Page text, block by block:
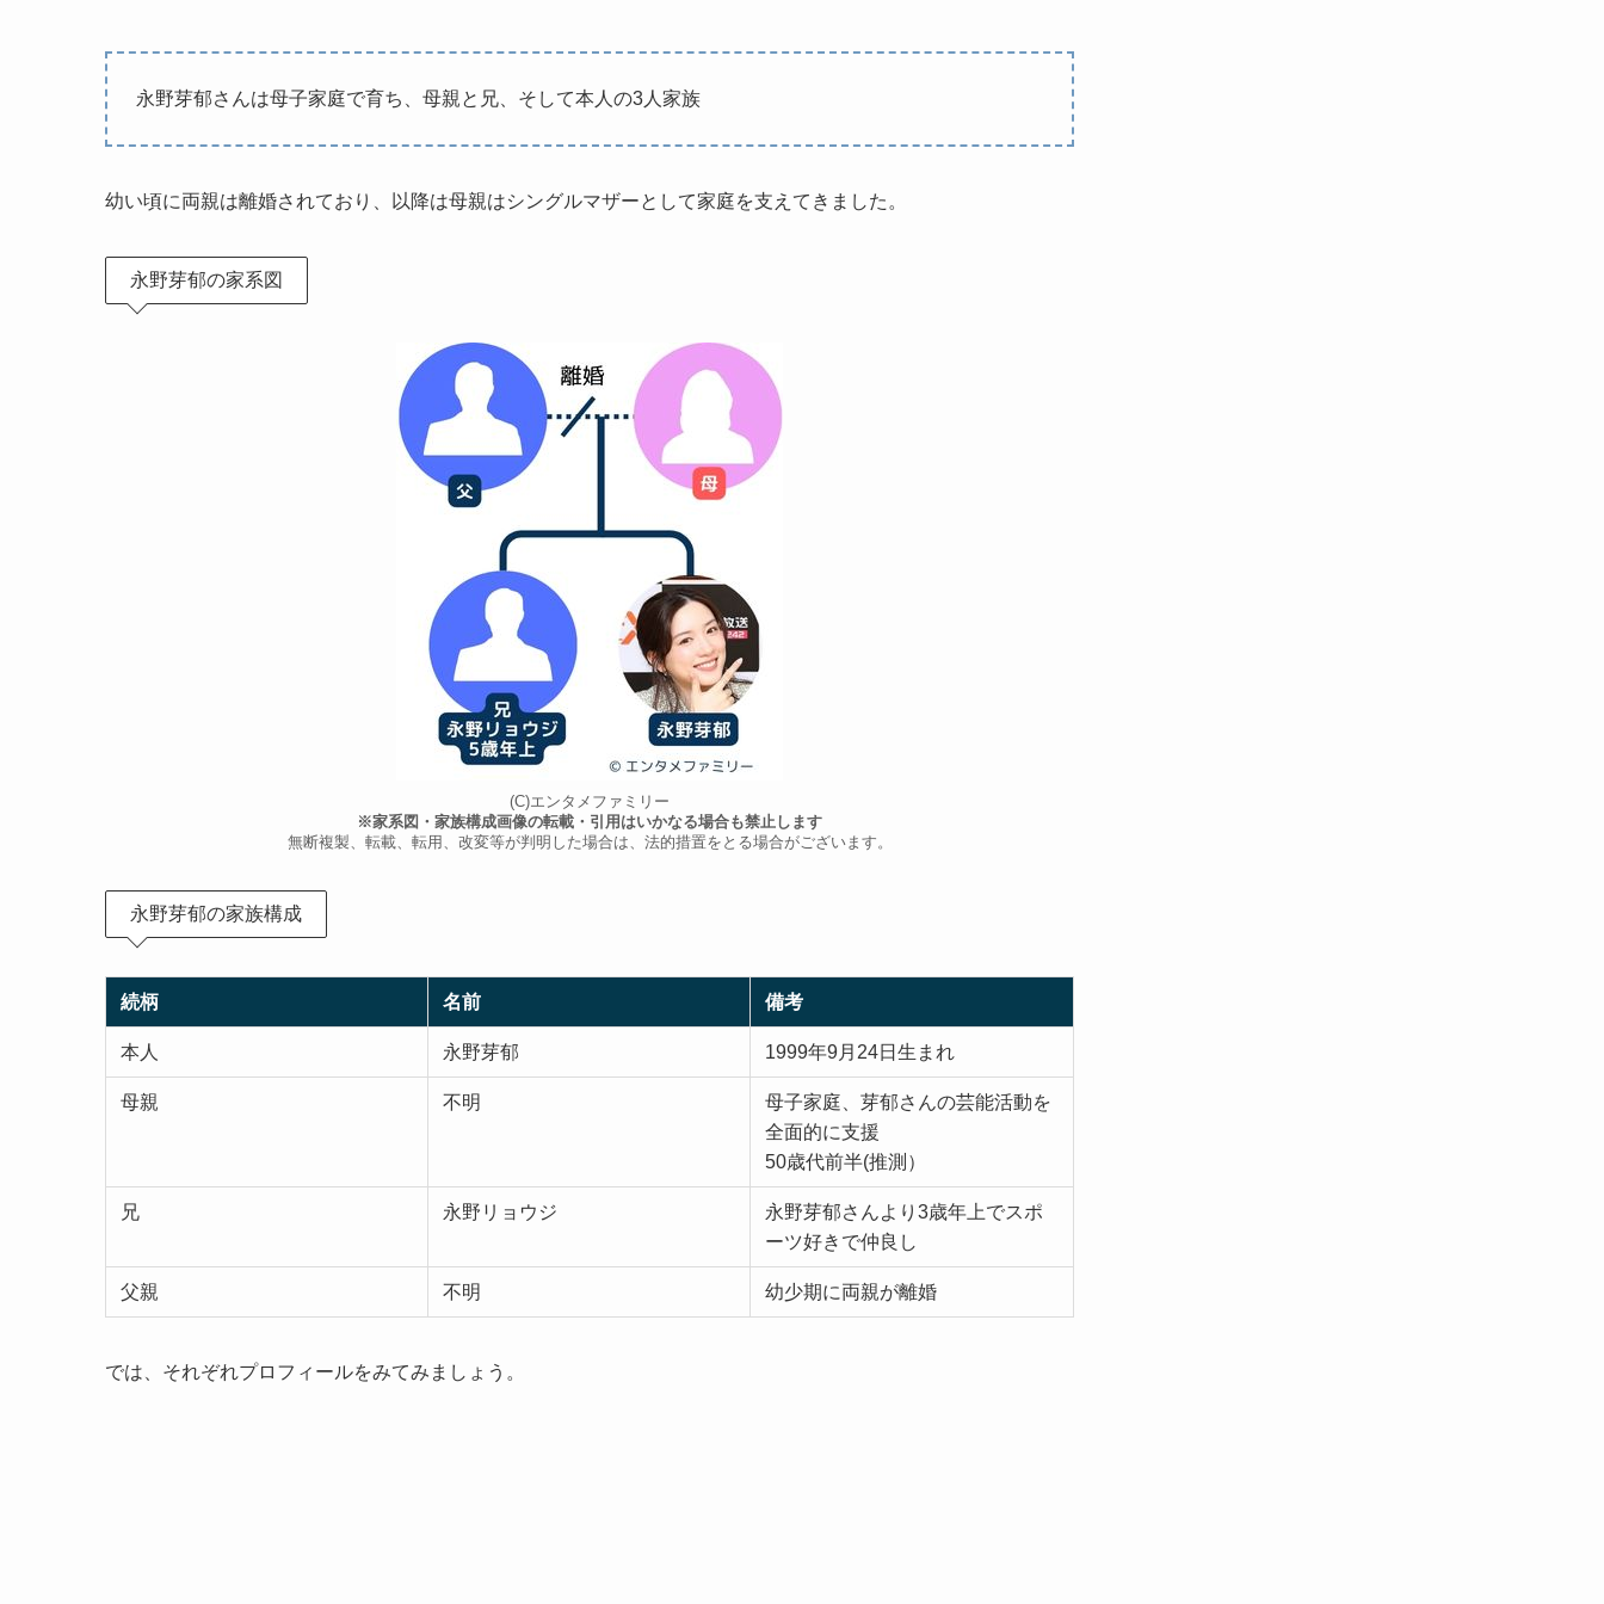
永野芽郁さんは母子家庭で育ち、母親と兄、そして本人の3人家族
幼い頃に両親は離婚されており、以降は母親はシングルマザーとして家庭を支えてきました。
永野芽郁の家系図
(C)エンタメファミリー
※家系図・家族構成画像の転載・引用はいかなる場合も禁止します
無断複製、転載、転用、改変等が判明した場合は、法的措置をとる場合がございます。
永野芽郁の家族構成
続柄 名前 備考
本人 永野芽郁 1999年9月24日生まれ
母親 不明
母子家庭、芽郁さんの芸能活動を
全面的に支援
50歳代前半(推測）
兄 永野リョウジ
永野芽郁さんより3歳年上でスポ
ーツ好きで仲良し
父親 不明 幼少期に両親が離婚
では、それぞれプロフィールをみてみましょう。